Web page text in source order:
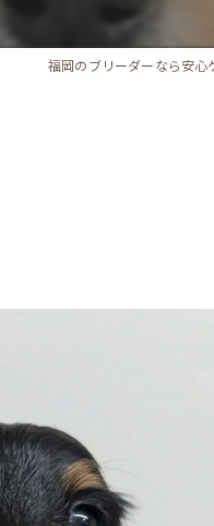
福岡のブリーダーなら安心